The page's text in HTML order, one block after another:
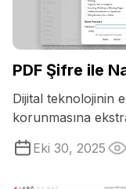
PDF Şifre ile
Dijital teknolojinin
korunmasına
Eki 30, 2025